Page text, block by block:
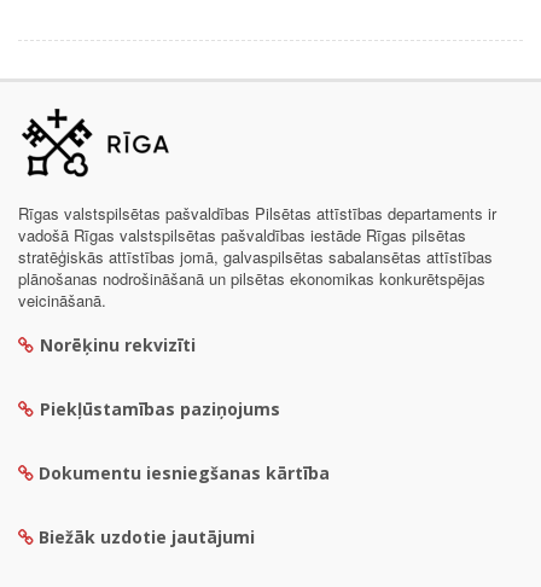
Rīgas valstspilsētas pašvaldības Pilsētas attīstības departaments ir
vadošā Rīgas valstspilsētas pašvaldības iestāde Rīgas pilsētas
stratēģiskās attīstības jomā, galvaspilsētas sabalansētas attīstības
plānošanas nodrošināšanā un pilsētas ekonomikas konkurētspējas
veicināšanā.
Norēķinu rekvizīti
Piekļūstamības paziņojums
Dokumentu iesniegšanas kārtība
Biežāk uzdotie jautājumi